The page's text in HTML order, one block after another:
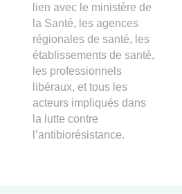
lien avec le ministère de
la Santé, les agences
régionales de santé, les
établissements de santé,
les professionnels
libéraux, et tous les
acteurs impliqués dans
la lutte contre
l’antibiorésistance.